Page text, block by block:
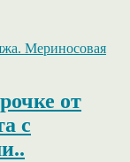
от
с